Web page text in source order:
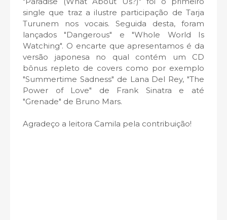
single que traz a ilustre participação de Tarja
Turunem nos vocais. Seguida desta, foram
lançados "Dangerous" e "Whole World Is
Watching". O encarte que apresentamos é da
versão japonesa no qual contém um CD
bônus repleto de covers como por exemplo
"Summertime Sadness" de Lana Del Rey, "The
Power of Love" de Frank Sinatra e até
"Grenade" de Bruno Mars.
Agradeço a leitora Camila pela contribuição!